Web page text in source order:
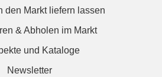
den Markt liefern lassen
& Abholen im Markt
und Kataloge
Newsletter